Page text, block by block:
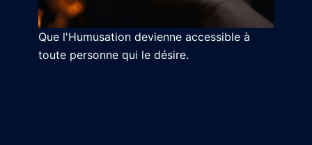
Que l'Humusation devienne accessible à
toute personne qui le désire.